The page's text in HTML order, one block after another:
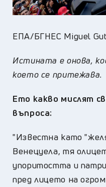
ЕПА/БГНЕС Miguel
Истината е онова,
което се притежава.
Ето какво мислят
въпроса:
"Известна като
Венецуела, тя
упоритостта и
пред лицето на